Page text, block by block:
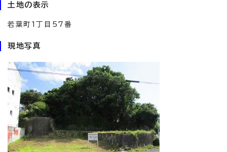
土地の表示
若葉町1丁目57番
現地写真